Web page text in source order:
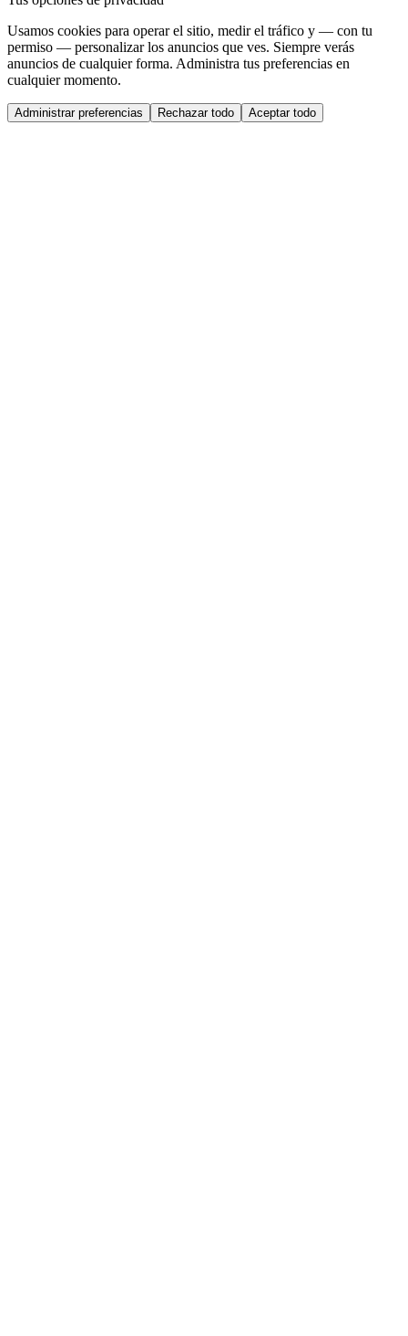
Usamos cookies para operar el sitio, medir el tráfico y — con tu
permiso — personalizar los anuncios que ves. Siempre verás
anuncios de cualquier forma. Administra tus preferencias en
cualquier momento.
Administrar preferencias Rechazar todo Aceptar todo